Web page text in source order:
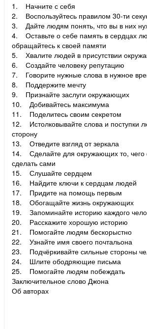
1. Начните с себя
2. Воспользуйтесь правилом 30-ти
3. Дайте людям понять, что вы в них
4. Оставьте о себе память в сердцах
обращайтесь к своей памяти
5. Хвалите людей в присутствии
6. Создайте человеку репутацию
7. Говорите нужные слова в нужное
8. Поддержите мечту
9. Признайте заслуги окружающих
10. Добивайтесь максимума
11. Поделитесь своим секретом
12. Истолковывайте слова и поступки
сторону
13. Отведите взгляд от зеркала
14. Сделайте для окружающих то, чего
сделать сами
15. Слушайте сердцем
16. Найдите ключи к сердцам людей
17. Придите на помощь первым
18. Обогащайте жизнь окружающих
19. Запоминайте историю каждого
20. Расскажите хорошую историю
21. Помогайте людям бескорыстно
22. Узнайте имя своего почтальона
23. Подчёркивайте сильные стороны
24. Шлите ободряющие письма
25. Помогайте людям побеждать
Заключительное слово Джона
Об авторах